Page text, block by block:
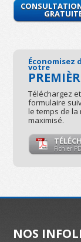
Économisez
votre
Téléchargez
formulaire
le temps de
maximisé.
Fichier
NOS